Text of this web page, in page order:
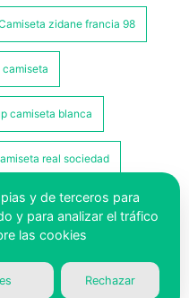
zidane francia 98
camiseta
camiseta blanca
real sociedad
y de terceros para
y para analizar el tráfico
las cookies
Rechazar